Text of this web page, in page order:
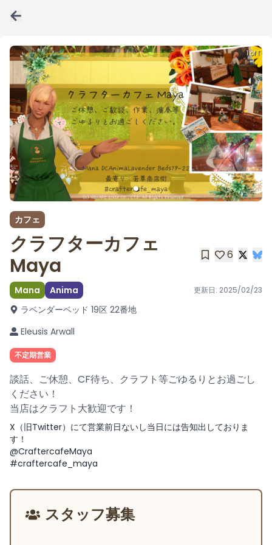
1 of 1
カフェ
クラフターカフェ
Maya
6
Mana Anima 更新日: 2025/02/23
ラベンダーベッド 19区 22番地
Eleusis Arwall
不定期営業
談話、ご休憩、CF待ち、クラフト等ごゆるりとお過ごし
ください！
当店はクラフト大歓迎です！
X（旧Twitter）にて営業前日ないし当日には告知出しておりま
す！
@CraftercafeMaya
#craftercafe_maya
スタッフ募集